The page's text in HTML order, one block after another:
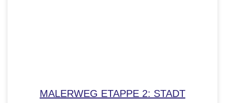
MALERWEG ETAPPE 2: STADT